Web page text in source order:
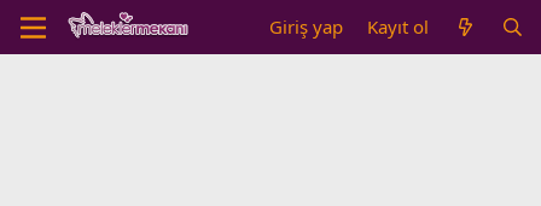
Giriş yap Kayıt ol